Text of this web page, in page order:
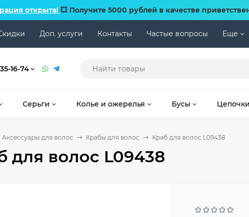
открыта! 💥 Получите 5000 рублей в качестве
Доп. услуги Контакты Частые вопросы Еще
16-74
Серьги Колье и ожерелья Бусы Цепочки
Аксессуары для волос Крабы для волос Краб для волос L09438
для волос L09438